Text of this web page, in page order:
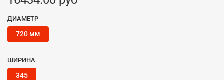
ДИАМЕТР
720 мм
ШИРИНА
345